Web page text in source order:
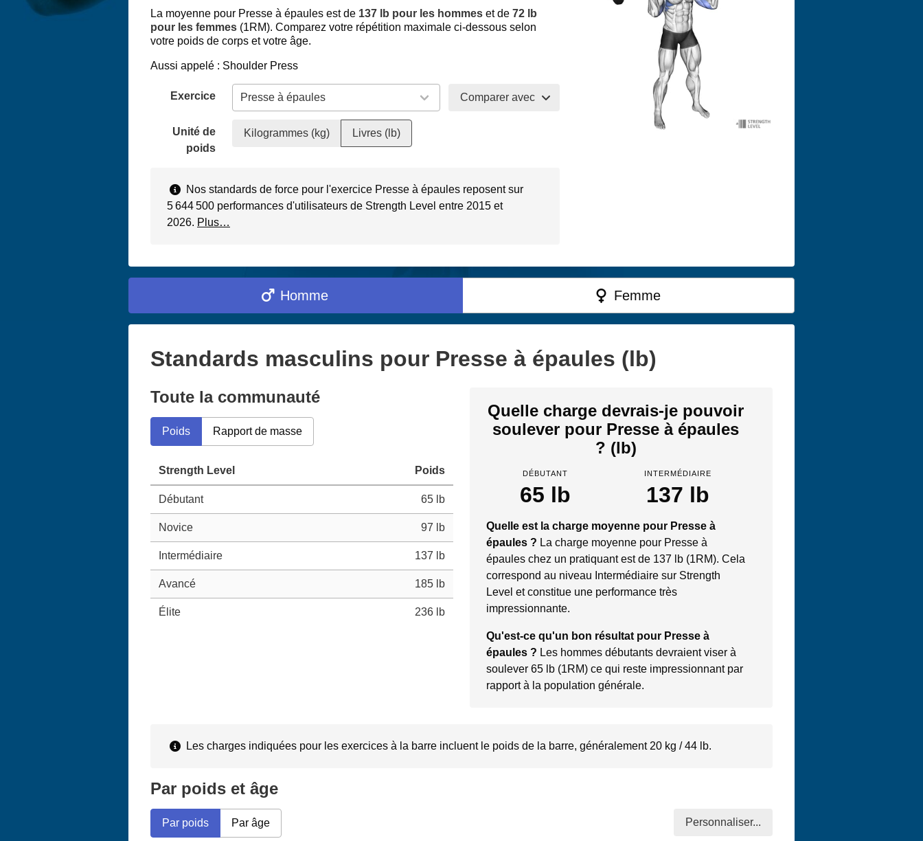
La moyenne pour Presse à épaules est de 137 lb pour les hommes et de 72 lb
pour les femmes (1RM). Comparez votre répétition maximale ci-dessous selon
votre poids de corps et votre âge.
Aussi appelé : Shoulder Press
Exercice Comparer avec
Unité de
poids
Kilogrammes (kg) Livres (lb)
Nos standards de force pour l'exercice Presse à épaules reposent sur
5 644 500 performances d'utilisateurs de Strength Level entre 2015 et
2026. Plus…
Homme Femme
Standards masculins pour Presse à épaules (lb)
Toute la communauté
Poids Rapport de masse
Strength Level Poids
Débutant 65 lb
Novice 97 lb
Intermédiaire 137 lb
Avancé 185 lb
Élite 236 lb
Quelle charge devrais-je pouvoir
soulever pour Presse à épaules
? (lb)
DÉBUTANT
65 lb
INTERMÉDIAIRE
137 lb
Quelle est la charge moyenne pour Presse à
épaules ? La charge moyenne pour Presse à
épaules chez un pratiquant est de 137 lb (1RM). Cela
correspond au niveau Intermédiaire sur Strength
Level et constitue une performance très
impressionnante.
Qu'est-ce qu'un bon résultat pour Presse à
épaules ? Les hommes débutants devraient viser à
soulever 65 lb (1RM) ce qui reste impressionnant par
rapport à la population générale.
Les charges indiquées pour les exercices à la barre incluent le poids de la barre, généralement 20 kg / 44 lb.
Par poids et âge
Par poids Par âge Personnaliser...